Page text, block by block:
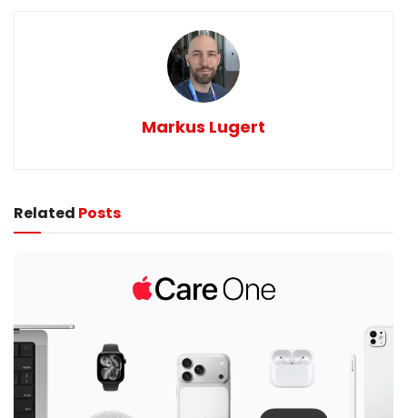
Markus Lugert
Related Posts